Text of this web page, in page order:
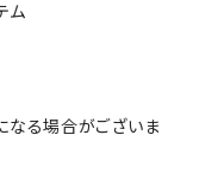
ム
なる場合がございま